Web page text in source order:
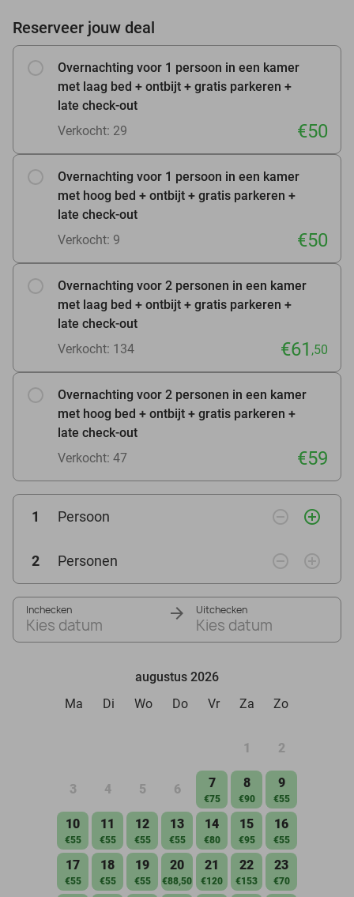
Reserveer jouw deal
Overnachting voor 1 persoon in een kamer
met laag bed + ontbijt + gratis parkeren +
late check-out
Verkocht: 29
€50
Overnachting voor 1 persoon in een kamer
met hoog bed + ontbijt + gratis parkeren +
late check-out
Verkocht: 9
€50
Overnachting voor 2 personen in een kamer
met laag bed + ontbijt + gratis parkeren +
late check-out
Verkocht: 134
€61 ,50
Overnachting voor 2 personen in een kamer
met hoog bed + ontbijt + gratis parkeren +
late check-out
Verkocht: 47
€59
1 Persoon remove_circle_outline add_circle_outline
2 Personen remove_circle_outline add_circle_outline
Inchecken
Kies datum
Uitchecken
Kies datum
augustus 2026
Ma
Di Wo Do Vr Za Zo
1 2
3 4 5 6 7
€75
8
€90
9
€55
10
€55
11
€55
12
€55
13
€55
14
€80
15
€95
16
€55
17
€55
18
€55
19
€55
20
€88,50
21
€120
22
€153
23
€70